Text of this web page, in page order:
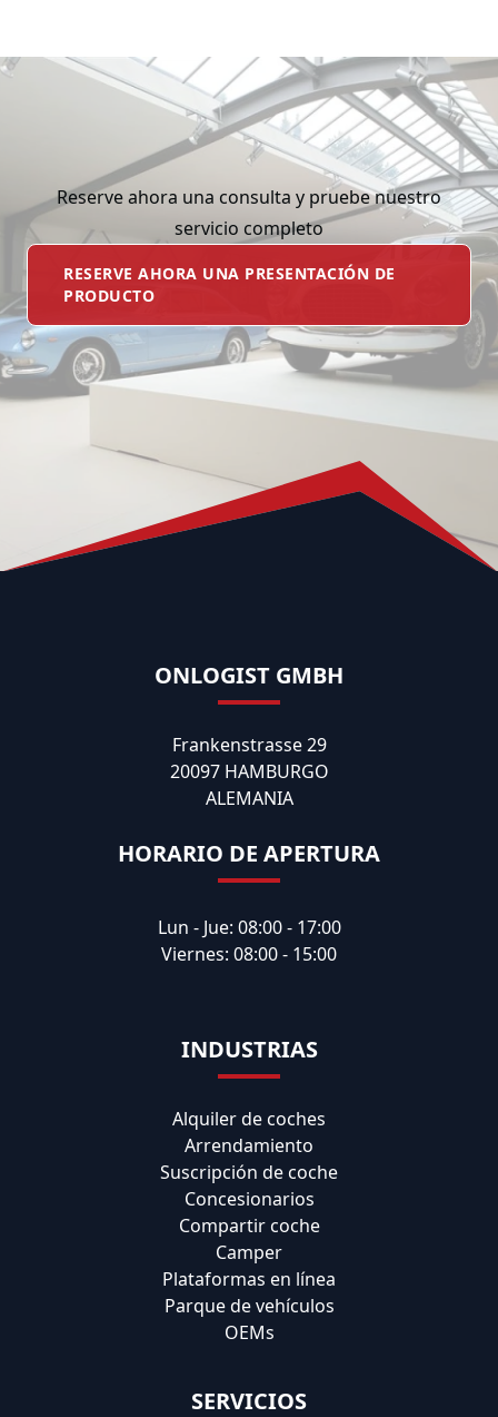
Reserve ahora una consulta y pruebe nuestro
servicio completo
RESERVE AHORA UNA PRESENTACIÓN DE
PRODUCTO
ONLOGIST GMBH
Frankenstrasse 29
20097 HAMBURGO
ALEMANIA
HORARIO DE APERTURA
Lun - Jue: 08:00 - 17:00
Viernes: 08:00 - 15:00
INDUSTRIAS
Alquiler de coches
Arrendamiento
Suscripción de coche
Concesionarios
Compartir coche
Camper
Plataformas en línea
Parque de vehículos
OEMs
SERVICIOS